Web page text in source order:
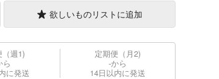
欲しいものリストに追加
（週1)
ら
に発送
定期便（月2)
-から
14日以内に発送